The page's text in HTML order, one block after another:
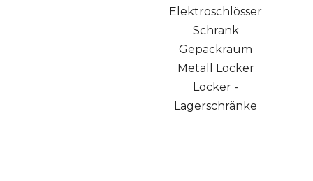
Elektroschlösser
Schrank
Gepäckraum
Metall Locker
Locker -
Lagerschränke